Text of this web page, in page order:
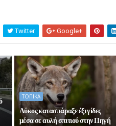
Twitter Google+
ΤΟΠΙΚΑ
Λύκος κατασπάραξε έξι γίδες
μέσα σε αυλή σπιτιού στην Πηγή